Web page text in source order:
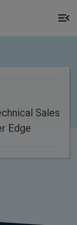
Sales
Edge